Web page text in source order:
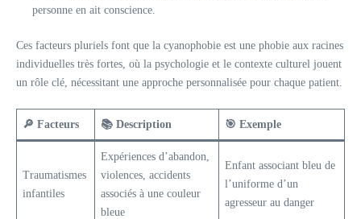
personne en ait conscience.
Ces facteurs pluriels font que la cyanophobie est une phobie aux racines
individuelles très fortes, où la psychologie et le contexte culturel jouent
un rôle clé, nécessitant une approche personnalisée pour chaque patient.
🔎 Facteurs 📚 Description 🎯 Exemple
Traumatismes
infantiles
Expériences d’abandon,
violences, accidents
associés à une couleur
bleue
Enfant associant bleu de
l’uniforme d’un
agresseur au danger